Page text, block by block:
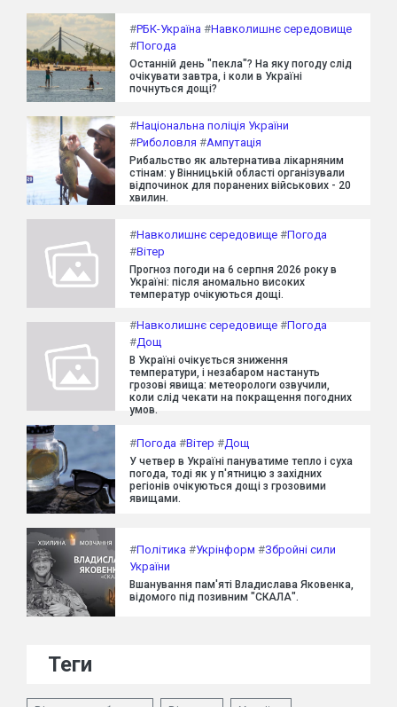
#РБК-Україна #Навколишнє середовище
#Погода
Останній день "пекла"? На яку погоду слід
очікувати завтра, і коли в Україні
почнуться дощі?
#Національна поліція України
#Риболовля #Ампутація
Рибальство як альтернатива лікарняним
стінам: у Вінницькій області організували
відпочинок для поранених військових - 20
хвилин.
#Навколишнє середовище #Погода
#Вітер
Прогноз погоди на 6 серпня 2026 року в
Україні: після аномально високих
температур очікуються дощі.
#Навколишнє середовище #Погода
#Дощ
В Україні очікується зниження
температури, і незабаром настануть
грозові явища: метеорологи озвучили,
коли слід чекати на покращення погодних
умов.
#Погода #Вітер #Дощ
У четвер в Україні пануватиме тепло і суха
погода, тоді як у п'ятницю з західних
регіонів очікуються дощі з грозовими
явищами.
#Політика #Укрінформ #Збройні сили
України
Вшанування пам'яті Владислава Яковенка,
відомого під позивним "СКАЛА".
Теги